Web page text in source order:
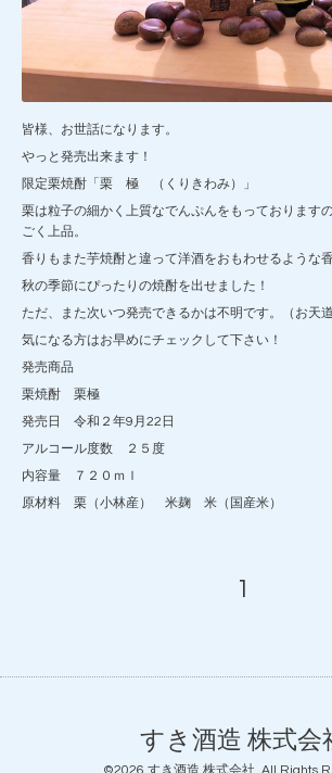
皆様、お世話になります。
やっと発売出来ます！
限定栗焼酎「栗 極 （くりきわみ）」
栗は粒子の細かく上質なでんぷんをもっております
ごく上品。
香りもまた芋焼酎と違って洋酒をおもわせるような香
秋の季節にぴったりの焼酎を出せました！
ただ、また次いつ発売できるかは不明です。（お天
気になる方はお早めにチェックして下さい！
発売商品
栗焼酎 栗極
発売日 令和２年9月22日
アルコール度数 ２５度
内容量 ７２０ｍｌ
原材料 栗（小林産） 米麹 米（国産米）
1
すき酒造 株式会